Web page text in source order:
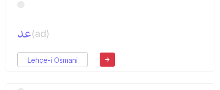
عد(ad)
Lehçe-i Osmani